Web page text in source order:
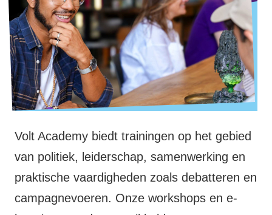
Volt Academy biedt trainingen op het gebied
van politiek, leiderschap, samenwerking en
praktische vaardigheden zoals debatteren en
campagnevoeren. Onze workshops en e-